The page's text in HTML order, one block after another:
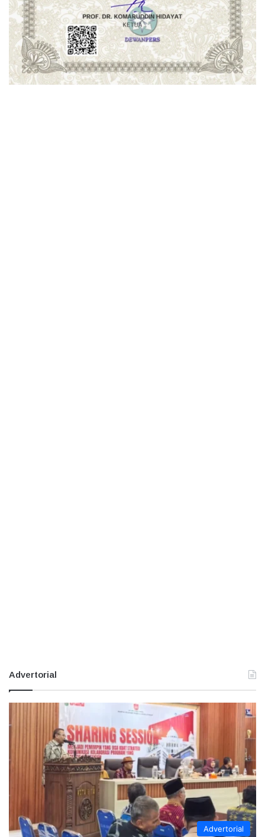
Advertorial
Advertorial